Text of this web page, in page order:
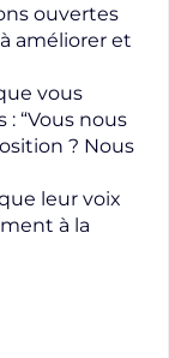
ouvertes
améliorer et
vous
“Vous nous
? Nous
leur voix
à la